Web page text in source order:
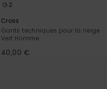
2
Cross
Gants techniques pour la neige
Vert Homme
40,00 €